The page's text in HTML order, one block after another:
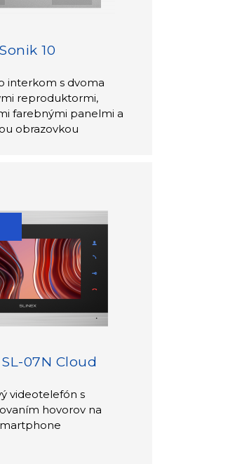
Sonik 10
interkom s dvoma
reproduktormi,
farebnými panelmi a
obrazovkou
07N Cloud
videotelefón s
hovorov na